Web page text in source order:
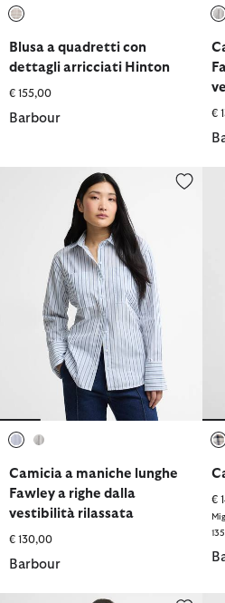
Blusa a quadretti con
dettagli arricciati Hinton
€ 155,00
Barbour €
Camicia a maniche lunghe Fawley
Camicia a maniche lunghe
Fawley a righe dalla
vestibilità rilassata
€ 130,00
Barbour
€